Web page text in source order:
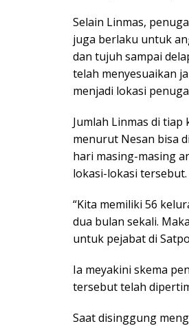
Selain Linmas,
juga berlaku untuk
dan tujuh sampai
telah menyesuaikan
menjadi lokasi
Jumlah Linmas di
menurut Nesan bisa
hari masing-masing
lokasi-lokasi tersebut.
“Kita memiliki 56
dua bulan sekali.
untuk pejabat di
Ia meyakini skema
tersebut telah
Saat disinggung